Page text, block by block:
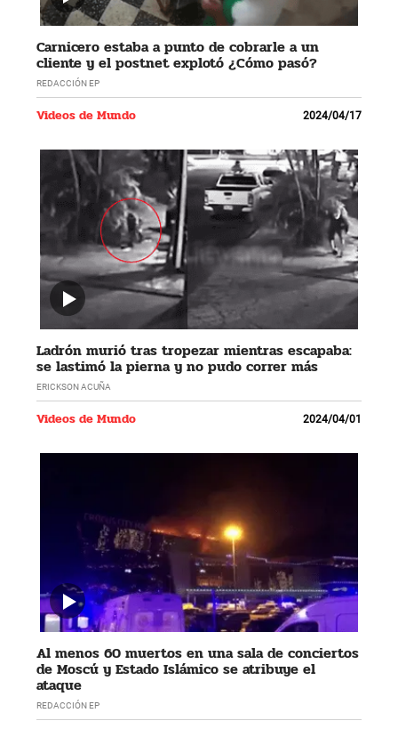
Carnicero estaba a punto de cobrarle a un
cliente y el postnet explotó ¿Cómo pasó?
REDACCIÓN EP
Videos de Mundo 2024/04/17
Ladrón murió tras tropezar mientras escapaba:
se lastimó la pierna y no pudo correr más
ERICKSON ACUÑA
Videos de Mundo 2024/04/01
Al menos 60 muertos en una sala de conciertos
de Moscú y Estado Islámico se atribuye el
ataque
REDACCIÓN EP